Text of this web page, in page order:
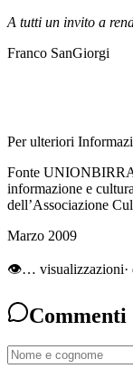
A tutti un invito a
Franco SanGiorgi
Per ulteriori
Fonte
informazione e
dell’Associazione
Marzo 2009
👁… visualizzazioni
Commenti